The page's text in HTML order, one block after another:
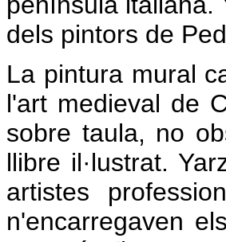
dels pintors de
La pintura mural
l'art medieval de
sobre taula, no
llibre il·lustrat.
artistes
n'encarregaven